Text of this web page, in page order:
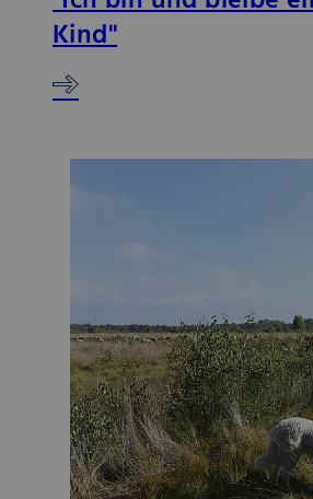
Kind"